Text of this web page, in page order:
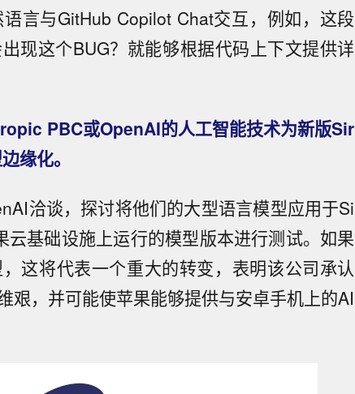
言与GitHub Copilot Chat交互，例如，这段
现这个BUG？就能够根据代码上下文提供详
PBC或OpenAI的人工智能技术为新版Sir
缘化。
洽谈，探讨将他们的大型语言模型应用于Si
基础设施上运行的模型版本进行测试。如果
这将代表一个重大的转变，表明该公司承认
艰，并可能使苹果能够提供与安卓手机上的AI